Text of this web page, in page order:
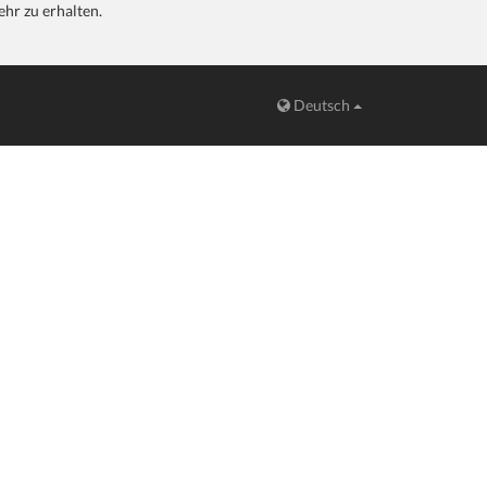
zu erhalten.
Deutsch